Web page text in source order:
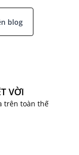
blog
VỜI
trên toàn thế